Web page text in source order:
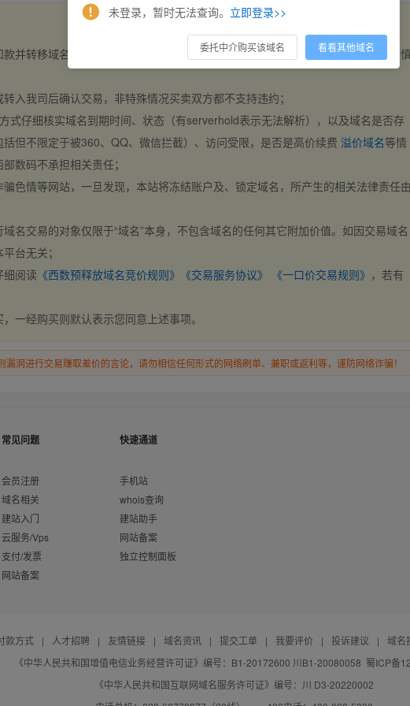
并转移域名，交易自动完成。买卖双方都不支持违约，一旦出价不支持撤销，请
入我司后确认交易，非特殊情况买卖双方都不支持违约；
式仔细核实域名到期时间、状态（有serverhold表示无法解析），以及域名是否存
但不限定于被360、QQ、微信拦截）、访问受限，是否是高价续费 溢价域名等情
数码不承担相关责任；
色情等网站，一旦发现，本站将冻结账户及、锁定域名，所产生的相关法律责任
名交易的对象仅限于“域名”本身，不包含域名的任何其它附加价值。如因交易域名
台无关；
细阅读 《西数预释放域名竞价规则》 《交易服务协议》 《一口价交易规则》 ，若有
一经购买则默认表示您同意上述事项。
洞进行交易赚取差价的言论，请勿相信任何形式的网络刷单、兼职或返利等，谨防网络诈骗！
常见问题
会员注册
域名相关
建站入门
云服务/Vps
支付/发票
网站备案
快速通道
手机站
whois查询
建站助手
网站备案
独立控制面板
款方式 | 人才招聘 | 友情链接 | 域名资讯 | 提交工单 | 我要评价 | 投诉建议 |
域名
《中华人民共和国增值电信业务经营许可证》编号：B1-20172600 川B1-20080058 蜀ICP备
《中华人民共和国互联网域名服务许可证》编号：川 D3-20220002
未登录，暂时无法查询。 立即登录>>
委托中介购买该域名 看看其他域名